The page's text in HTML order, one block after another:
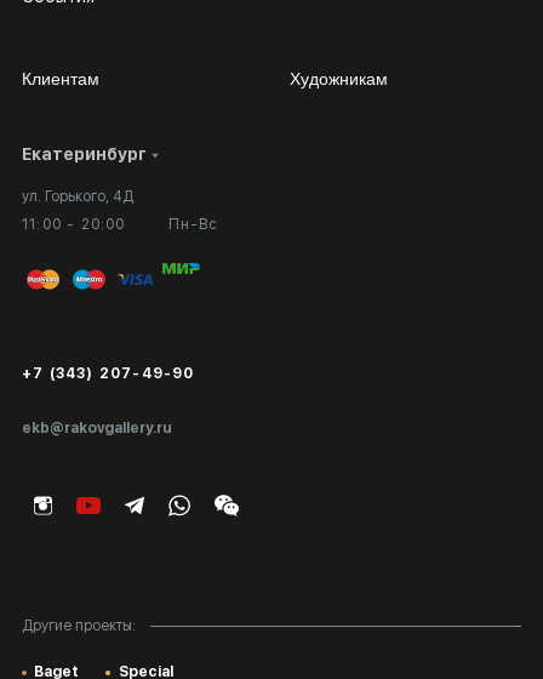
Екатеринбург
ул. Горького, 4Д
11:00 - 20:00
Пн-Вс
ekb@rakovgallery.ru
+7 (343) 207-49-90
Другие проекты:
Baget Special
Клиентам
Личный кабинет
Вопросы и ответы
Публичная оферта
Экспертиза/Вывоз за границу
Подарочные сертификаты
Художникам
Сотрудничество
Выставка в галерее